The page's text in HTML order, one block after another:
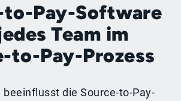
to-Pay-Software
Team im
to-Pay-Prozess
beeinflusst die Source-to-Pay-